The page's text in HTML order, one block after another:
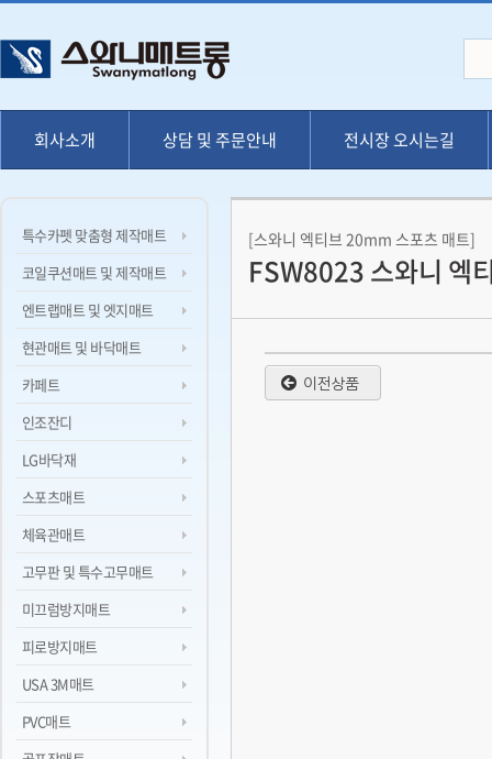
회사소개 상담 및 주문안내 전시장 오시는길
특수카펫 맞춤형 제작매트
코일쿠션매트 및 제작매트
엔트랩매트 및 엣지매트
현관매트 및 바닥매트
카페트
인조잔디
LG바닥재
스포츠매트
체육관매트
고무판 및 특수고무매트
미끄럼방지매트
피로방지매트
USA 3M매트
PVC매트
[스와니 엑티브 20mm 스포츠 매트]
FSW8023 스와니 엑